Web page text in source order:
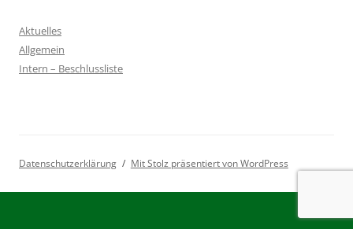
Aktuelles
Allgemein
Intern – Beschlussliste
Datenschutzerklärung Mit Stolz präsentiert von WordPress